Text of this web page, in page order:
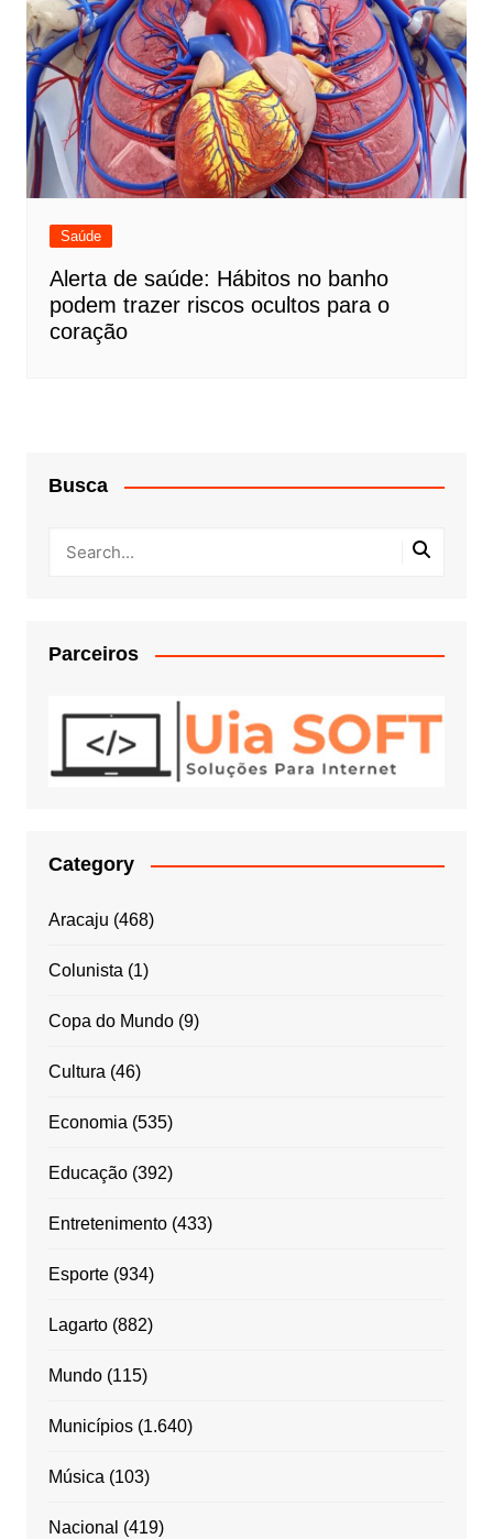
Saúde
Alerta de saúde: Hábitos no banho
podem trazer riscos ocultos para o
coração
Busca
Parceiros
Category
Aracaju (468)
Colunista (1)
Copa do Mundo(9)
Cultura (46)
Economia (535)
Educação(392)
Entretenimento(433)
Esporte(934)
Lagarto(882)
Mundo(115)
Municípios(1.640)
Música (103)
Nacional (419)